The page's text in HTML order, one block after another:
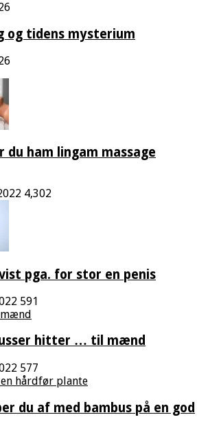
og tidens mysterium
du ham lingam massage
4,302
pga. for stor en penis
591
hitter … til mænd
577
du af med bambus på en god